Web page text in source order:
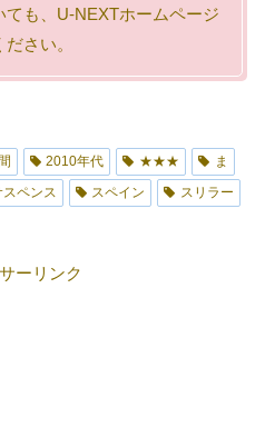
ても、U-NEXTホームページ
さい。
2010年代 ★★★
ま
スペンス スペイン
スリラー
ーリンク